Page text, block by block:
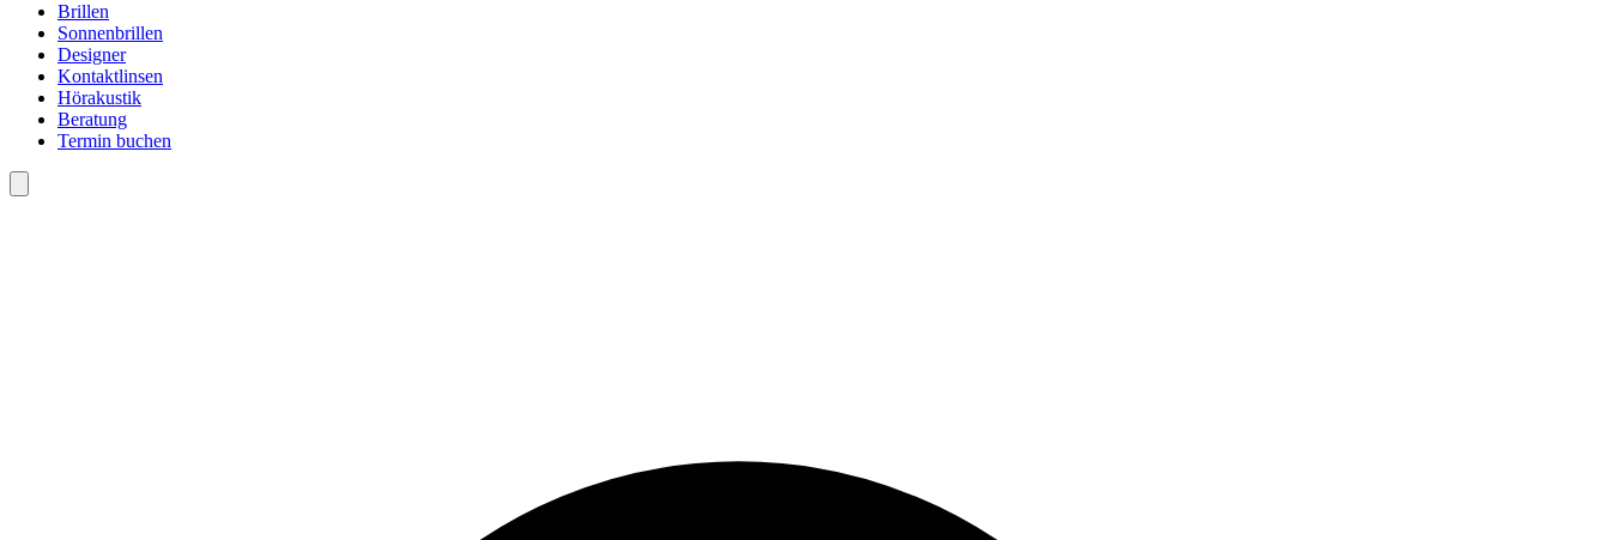
Brillen
Sonnenbrillen
Designer
Kontaktlinsen
Hörakustik
Beratung
Termin buchen